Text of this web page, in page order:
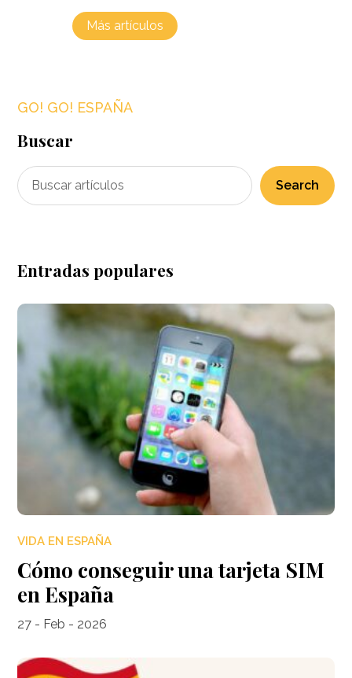
Más artículos
GO! GO! ESPAÑA
Buscar
Search
Entradas populares
VIDA EN ESPAÑA
Cómo conseguir una tarjeta SIM
en España
27 - Feb - 2026